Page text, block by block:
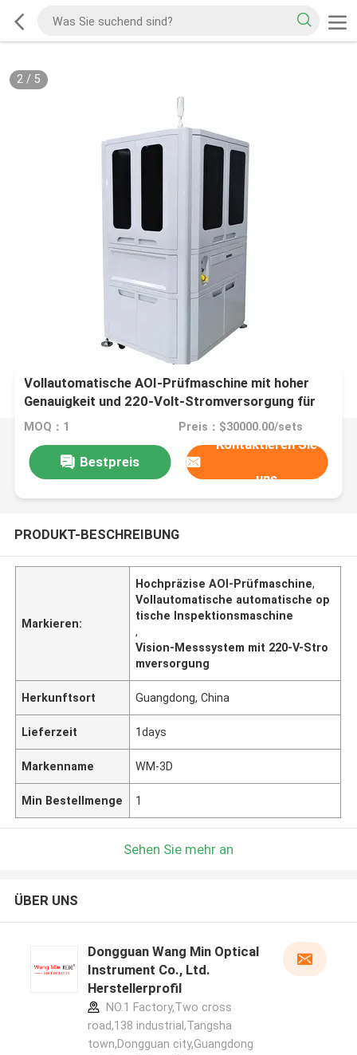
2/ 5
Vollautomatische AOI-Prüfmaschine mit hoher
Genauigkeit und 220-Volt-Stromversorgung für
automatisierte optische Inspektion
MOQ：1 Preis：$30000.00/sets
Bestpreis
Kontaktieren Sie
uns
PRODUKT-BESCHREIBUNG
Markieren:
Hochpräzise AOI-Prüfmaschine,
Vollautomatische automatische op
tische Inspektionsmaschine
,
Vision-Messsystem mit 220-V-Stro
mversorgung
Herkunftsort Guangdong, China
Lieferzeit 1days
Markenname WM-3D
Min Bestellmenge 1
Sehen Sie mehr an
ÜBER UNS
Dongguan Wang Min Optical
Instrument Co., Ltd.
Herstellerprofil
NO.1 Factory,Two cross
road,138 industrial,Tangsha
town,Dongguan city,Guangdong